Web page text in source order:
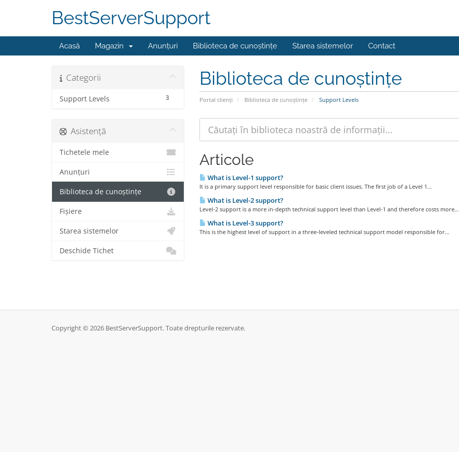
BestServerSupport
Acasă Magazin Anunțuri Biblioteca de cunoștințe Starea sistemelor Contact
Biblioteca de cunoștințe
Portal clienți Biblioteca de cunoștințe Support Levels
Categorii
3
Support Levels
Articole
What is Level-1 support?
It is a primary support level responsible for basic client issues. The first job of a Level 1...
What is Level-2 support?
Level-2 support is a more in-depth technical support level than Level-1 and therefore costs more...
What is Level-3 support?
This is the highest level of support in a three-leveled technical support model responsible for...
Asistență
Tichetele mele
Anunțuri
Biblioteca de cunoștințe
Fișiere
Starea sistemelor
Deschide Tichet
Copyright © 2026 BestServerSupport. Toate drepturile rezervate.